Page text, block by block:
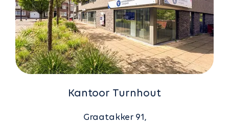
Kantoor Turnhout
Graatakker 91,